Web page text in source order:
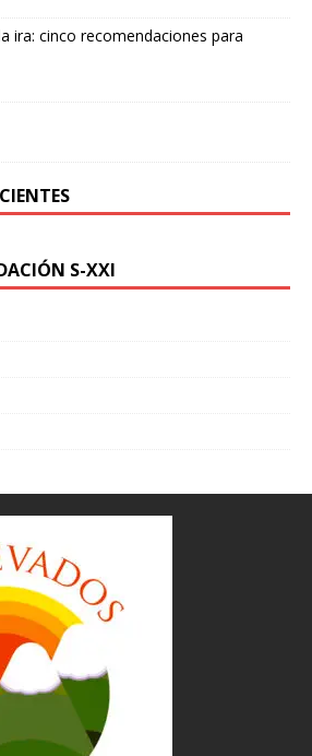
ira: cinco recomendaciones para
S-XXI